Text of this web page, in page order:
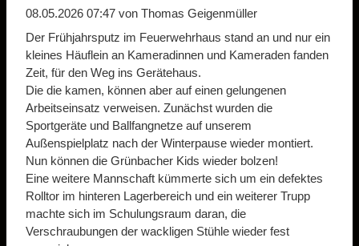
08.05.2026 07:47 von Thomas Geigenmüller
Der Frühjahrsputz im Feuerwehrhaus stand an und nur ein
kleines Häuflein an Kameradinnen und Kameraden fanden
Zeit, für den Weg ins Gerätehaus.
Die die kamen, können aber auf einen gelungenen
Arbeitseinsatz verweisen. Zunächst wurden die
Sportgeräte und Ballfangnetze auf unserem
Außenspielplatz nach der Winterpause wieder montiert.
Nun können die Grünbacher Kids wieder bolzen!
Eine weitere Mannschaft kümmerte sich um ein defektes
Rolltor im hinteren Lagerbereich und ein weiterer Trupp
machte sich im Schulungsraum daran, die
Verschraubungen der wackligen Stühle wieder fest